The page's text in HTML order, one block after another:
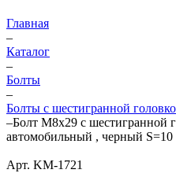
Главная
–
Каталог
–
Болты
–
Болты с шестигранной
–Болт М8x29 с шестигранной
автомобильный , черный S=10
Арт. KM-1721